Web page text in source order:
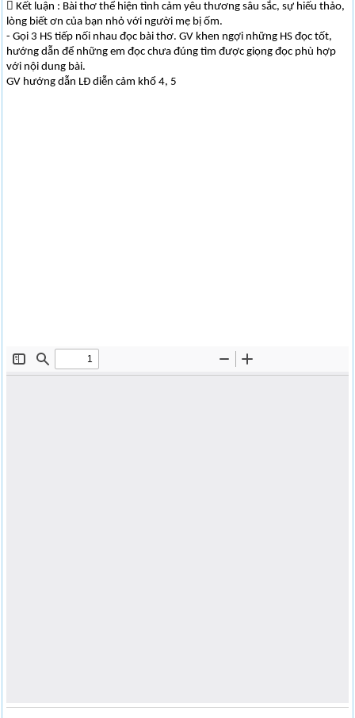
 Kết luận : Bài thơ thể hiện tình cảm yêu thương sâu sắc, sự hiếu thảo,
lòng biết ơn của bạn nhỏ với người mẹ bị ốm.
- Gọi 3 HS tiếp nối nhau đọc bài thơ. GV khen ngợi những HS đọc tốt,
hướng dẫn để những em đọc chưa đúng tìm được giọng đọc phù hợp
với nội dung bài.
GV hướng dẫn LĐ diễn cảm khổ 4, 5